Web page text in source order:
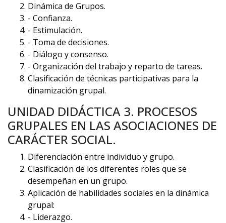
Dinámica de Grupos.
- Confianza.
- Estimulación.
- Toma de decisiones.
- Diálogo y consenso.
- Organización del trabajo y reparto de tareas.
Clasificación de técnicas participativas para la
dinamización grupal.
UNIDAD DIDÁCTICA 3. PROCESOS
GRUPALES EN LAS ASOCIACIONES DE
CARÁCTER SOCIAL.
Diferenciación entre individuo y grupo.
Clasificación de los diferentes roles que se
desempeñan en un grupo.
Aplicación de habilidades sociales en la dinámica
grupal:
- Liderazgo.